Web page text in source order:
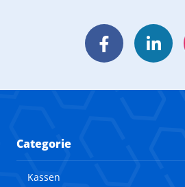
Facebook
Categorie
Kassen